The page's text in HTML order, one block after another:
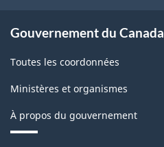
de
2003
-
ARCHIVÉ
Gouvernement du Canada
Toutes les coordonnées
Ministères et organismes
À propos du gouvernement